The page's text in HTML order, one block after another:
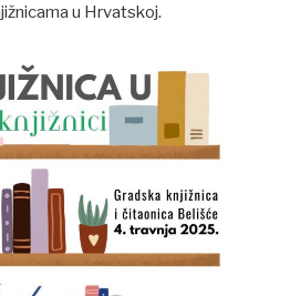
u Hrvatskoj.